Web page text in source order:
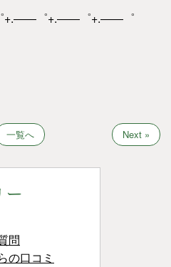
+.――゜+.――゜+.――゜
一覧へ Next »
ー
問
の口コミ